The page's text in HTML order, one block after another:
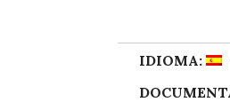
content
IRPH
IDIOMA: